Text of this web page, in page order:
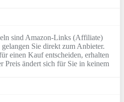
sind Amazon-Links (Affiliate)
Sie direkt zum Anbieter.
einen Kauf entscheiden, erhalten
Preis ändert sich für Sie in keinem